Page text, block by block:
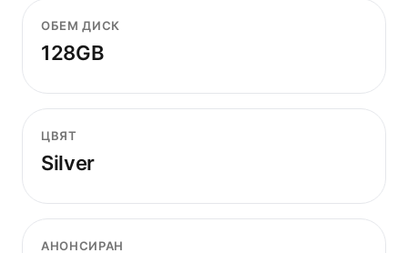
ОБЕМ ДИСК
128GB
ЦВЯТ
Silver
АНОНСИРАН